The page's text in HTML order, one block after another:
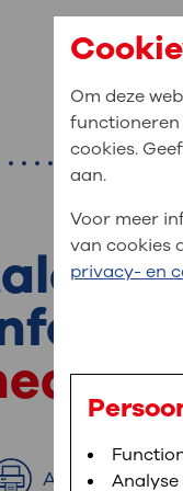
bent
,
In
het u uitkomt.
Afdrukken
Om deze
cookies.
aan.
Voor meer
van cookies
privacy- en